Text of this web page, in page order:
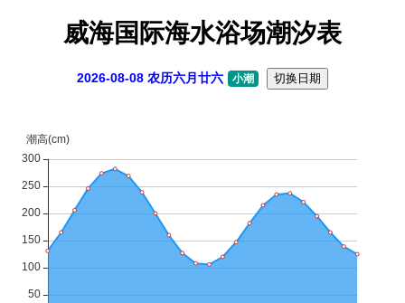
威海国际海水浴场潮汐表
2026-08-08 农历六月廿六 小潮 切换日期